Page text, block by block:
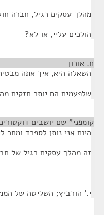
מהלך עסקים רגיל, חברה
הולכים עליי, או לא?
ח. אורון
השאלה היא, איך אתה
שלפעמים הם יותר חזקים
קומפני" שם יושבים
היום אני נותן לספרד ומחר
זה מהלך עסקים רגיל של
י.' הורביץ; השליטה של